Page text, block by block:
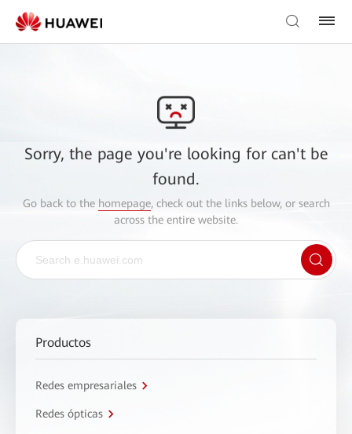
Sorry, the page you're looking for can't be
found.
Go back to the homepage, check out the links below, or search
across the entire website.
Productos
Redes empresariales
Redes ópticas